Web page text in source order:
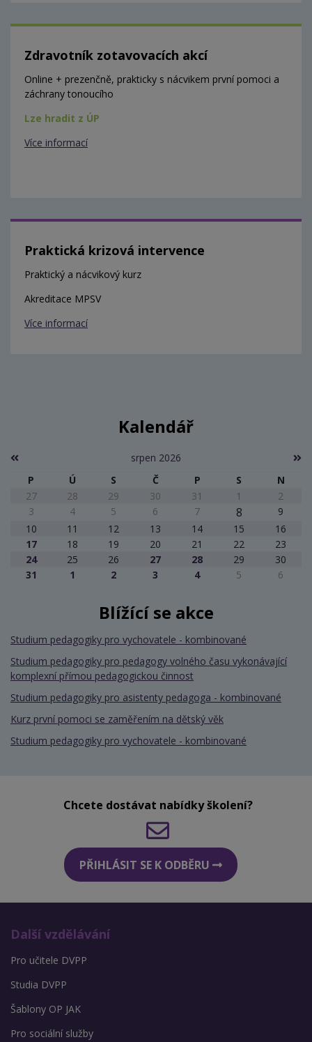
Zdravotník zotavovacích akcí
Online + prezenčně, prakticky s nácvikem první pomoci a
záchrany tonoucího
Lze hradit z ÚP
Více informací
Praktická krizová intervence
Praktický a nácvikový kurz
Akreditace MPSV
Více informací
Kalendář
srpen 2026
P
Ú S Č P S
N
27
28 29 30 31 1
2
3
4 5 6 7 8
9
10
11 12 13 14 15
16
17
18 19 20 21 22
23
24
25 26 27 28 29
30
31
1 2 3 4 5 6
Blížící se akce
Studium pedagogiky pro vychovatele - kombinované
Studium pedagogiky pro pedagogy volného času vykonávající
komplexní přímou pedagogickou činnost
Studium pedagogiky pro asistenty pedagoga - kombinované
Kurz první pomoci se zaměřením na dětský věk
Studium pedagogiky pro vychovatele - kombinované
Chcete dostávat nabídky školení?
PŘIHLÁSIT SE K ODBĚRU
Další vzdělávání
Pro učitele DVPP
Studia DVPP
Šablony OP JAK
Pro sociální služby